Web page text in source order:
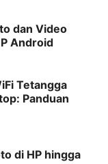
dan Video
Android
Tetangga
Panduan
di HP hingga